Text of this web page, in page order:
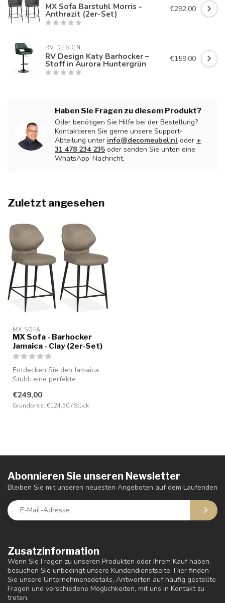
MX Sofa Barstuhl Morris -
Anthrazit (2er-Set) €292,00
RV DESIGN
RV Design Katy Barhocker –
Stoff in Aurora Huntergrün €159,00
Haben Sie Fragen zu diesem Produkt?
Oder benötigen Sie Hilfe bei der Bestellung?
Kontaktieren Sie gerne unsere Support-
Abteilung unter info@decomeubel.nl oder +
31 478 234 235 oder senden Sie unten eine
WhatsApp-Nachricht.
Zuletzt angesehen
MX SOFA
MX Sofa - Barhocker
Jamaica - Clay (2er-Set)
Entdecken Sie den Jamaica
Stuhl: eine perfekte
Komfort u...
€249,00
Grundpreis: €124,50 / Stück
Zusatzinformation
Wenn Sie Fragen zu unseren Produkten oder Ihrem Kauf haben,
besuchen Sie unbedingt unsere Kundendienstseite. Hier finden
Sie unsere Unternehmensdetails, Antworten auf häufig gestellte
Fragen und verschiedene Möglichkeiten, mit uns in Kontakt zu
treten.
Abonnieren Sie unseren Newsletter
Bleiben Sie mit unseren neuesten Angeboten auf dem Laufenden